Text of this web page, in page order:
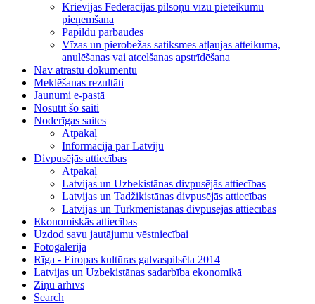
Krievijas Federācijas pilsoņu vīzu pieteikumu
pieņemšana
Papildu pārbaudes
Vīzas un pierobežas satiksmes atļaujas atteikuma,
anulēšanas vai atcelšanas apstrīdēšana
Nav atrastu dokumentu
Meklēšanas rezultāti
Jaunumi e-pastā
Nosūtīt šo saiti
Noderīgas saites
Atpakaļ
Informācija par Latviju
Divpusējās attiecības
Atpakaļ
Latvijas un Uzbekistānas divpusējās attiecības
Latvijas un Tadžikistānas divpusējās attiecības
Latvijas un Turkmenistānas divpusējās attiecības
Ekonomiskās attiecības
Uzdod savu jautājumu vēstniecībai
Fotogalerija
Rīga - Eiropas kultūras galvaspilsēta 2014
Latvijas un Uzbekistānas sadarbība ekonomikā
Ziņu arhīvs
Search